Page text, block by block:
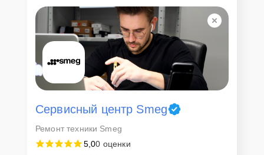
Для всех клиентов действуют демократичные и фиксированные
цены. Конечная стоимость работ обсуждается с клиентом и не в
коем случае не может измениться в процессе работ. Сервис не
навязывает клиентам дополнительные услуги и не
предусматривает скрытые платежи. Рассчитать предварительную
стоимость ремонта можно с помощью нашегоКалькулятора
Скорость диагностики и
ремонта
Наша компания ценит время клиентов и понимает важность
оперативного решения любых вопросов. В среднем, ремонт
Сервисный центр Smeg
Ремонт техники Smeg
5,00 оценки